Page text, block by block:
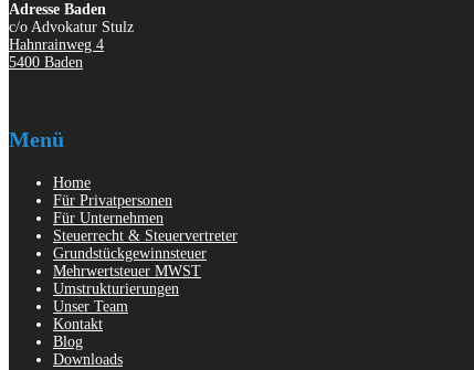
Adresse Baden
c/o Advokatur Stulz
Hahnrainweg 4
5400 Baden
Menü
Home
Für Privatpersonen
Für Unternehmen
Steuerrecht & Steuervertreter
Grundstückgewinnsteuer
Mehrwertsteuer MWST
Umstrukturierungen
Unser Team
Kontakt
Blog
Downloads